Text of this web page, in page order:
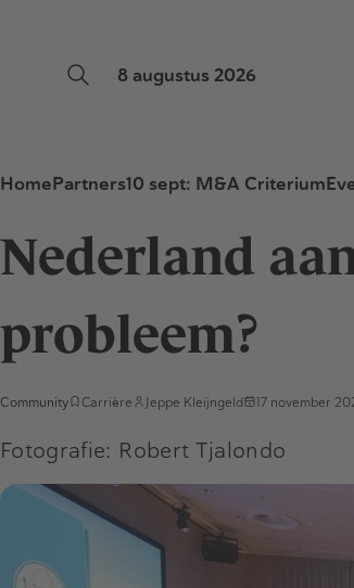
8 augustus 2026
HomePartners10 sept: M&A Criterium
Nederland
probleem?
Community Carrière Jeppe Kleijngeld 17 november
Fotografie: Robert Tjalondo